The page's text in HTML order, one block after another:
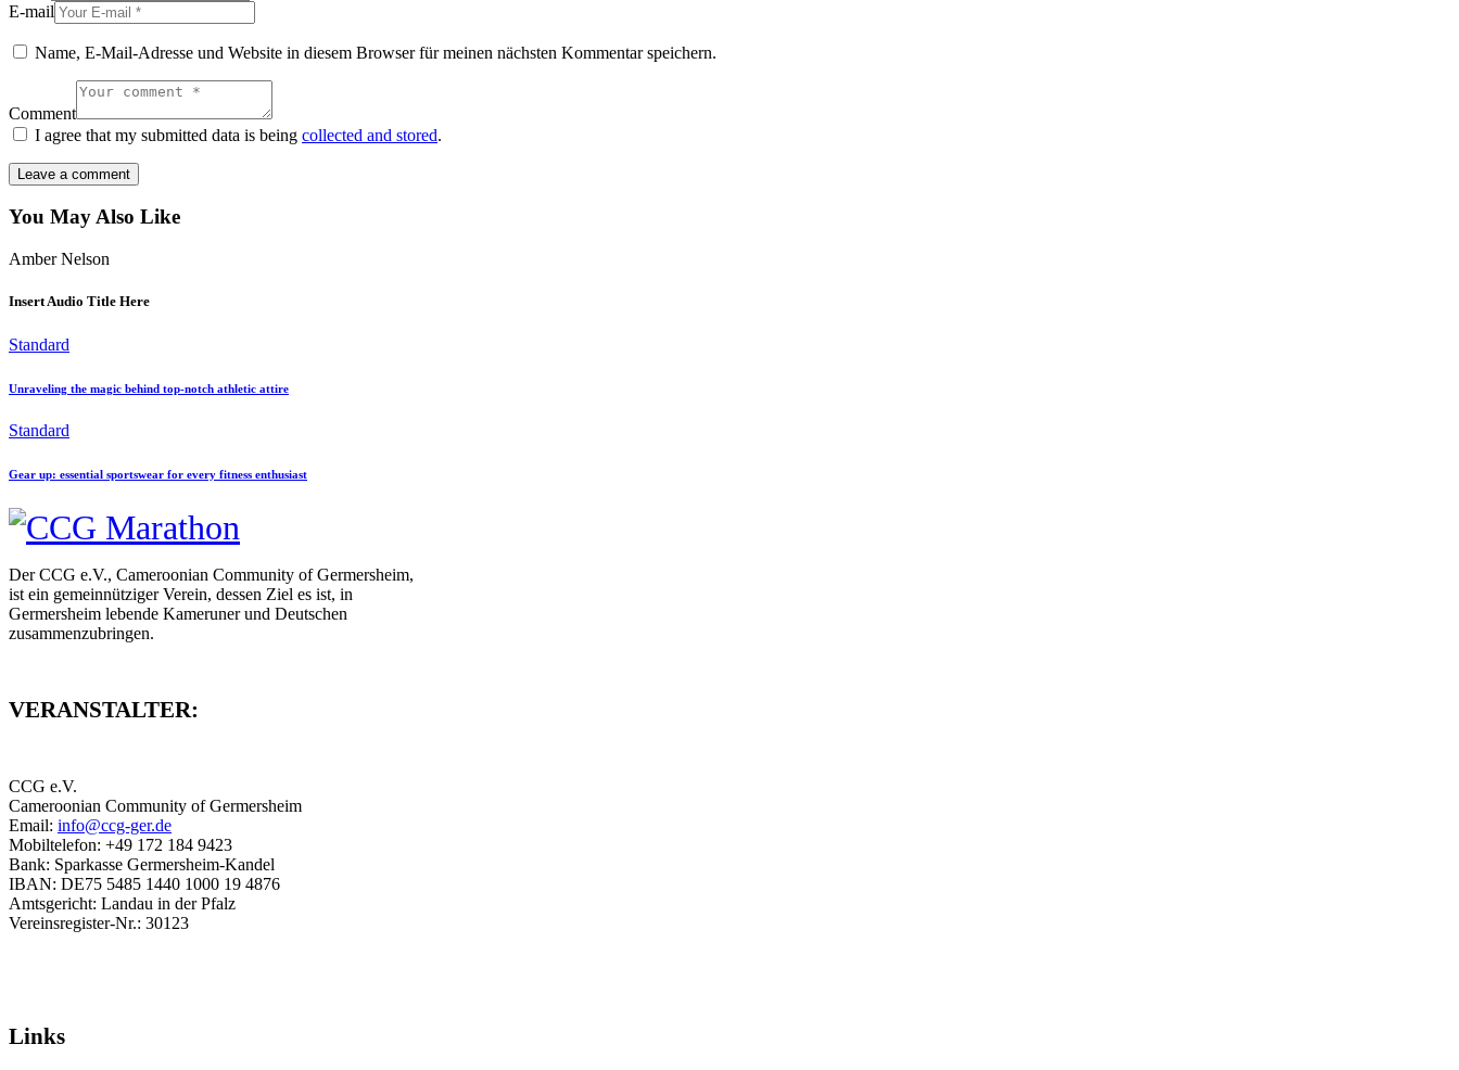
E-mail
Name, E-Mail-Adresse und Website in diesem Browser für meinen nächsten Kommentar speichern.
Comment
I agree that my submitted data is being collected and stored.
You May Also Like
Amber Nelson
Insert Audio Title Here
Standard
Unraveling the magic behind top-notch athletic attire
Standard
Gear up: essential sportswear for every fitness enthusiast
Der CCG e.V., Cameroonian Community of Germersheim,
ist ein gemeinnütziger Verein, dessen Ziel es ist, in
Germersheim lebende Kameruner und Deutschen
zusammenzubringen.
VERANSTALTER:
CCG e.V.
Cameroonian Community of Germersheim
Email: info@ccg-ger.de
Mobiltelefon: +49 172 184 9423
Bank: Sparkasse Germersheim-Kandel
IBAN: DE75 5485 1440 1000 19 4876
Amtsgericht: Landau in der Pfalz
Vereinsregister-Nr.: 30123
Links